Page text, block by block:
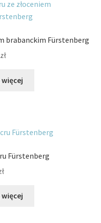
brabanckim Fürstenberg
zł
Fürstenberg